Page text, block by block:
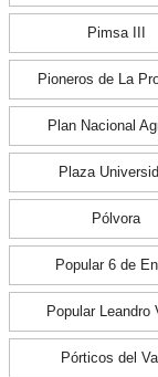
Pimsa III
Pioneros de La
Plan Nacional
Plaza
Pólvora
Popular 6 de
Popular Leandro
Pórticos del